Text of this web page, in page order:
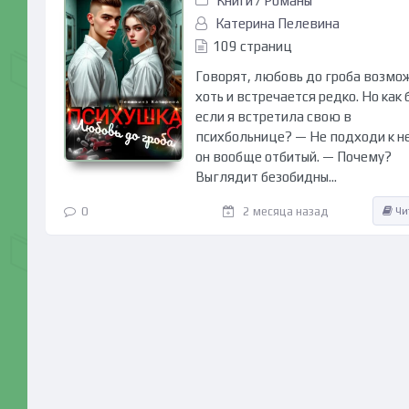
Катерина Пелевина
109 страниц
Говорят, любовь до гроба
хоть и встречается редко. Но как
если я встретила свою в
психбольнице? — Не подходи к
он вообще отбитый. — Почему?
Выглядит безобидны...
0 2 месяца назад